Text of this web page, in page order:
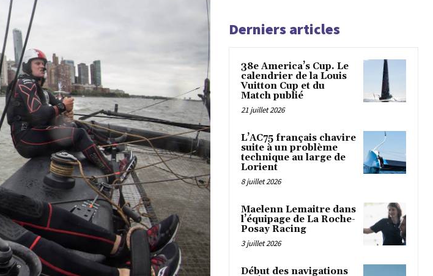
Derniers articles
38e America’s Cup. Le
calendrier de la Louis
Vuitton Cup et du
Match publié
21 juillet 2026
L’AC75 français chavire
suite à un problème
technique au large de
Lorient
8 juillet 2026
Maelenn Lemaitre dans
l’équipage de La Roche-
Posay Racing
3 juillet 2026
Début des navigations